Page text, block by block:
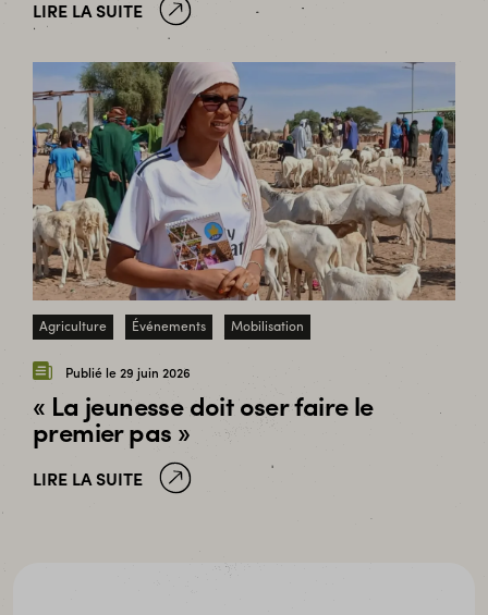
LIRE LA SUITE
Agriculture Événements Mobilisation
Publié le 29 juin 2026
« La jeunesse doit oser faire le
premier pas »
LIRE LA SUITE